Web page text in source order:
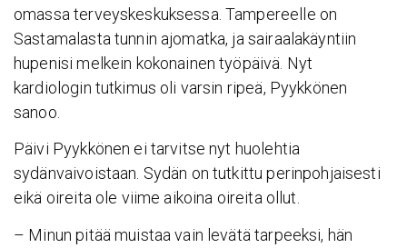
omassa terveyskeskuksessa. Tampereelle on
Sastamalasta tunnin ajomatka, ja sairaalakäyntiin
hupenisi melkein kokonainen työpäivä. Nyt
kardiologin tutkimus oli varsin ripeä, Pyykkönen
sanoo.
Päivi Pyykkönen ei tarvitse nyt huolehtia
sydänvaivoistaan. Sydän on tutkittu perinpohjaisesti
eikä oireita ole viime aikoina oireita ollut.
– Minun pitää muistaa vain levätä tarpeeksi, hän